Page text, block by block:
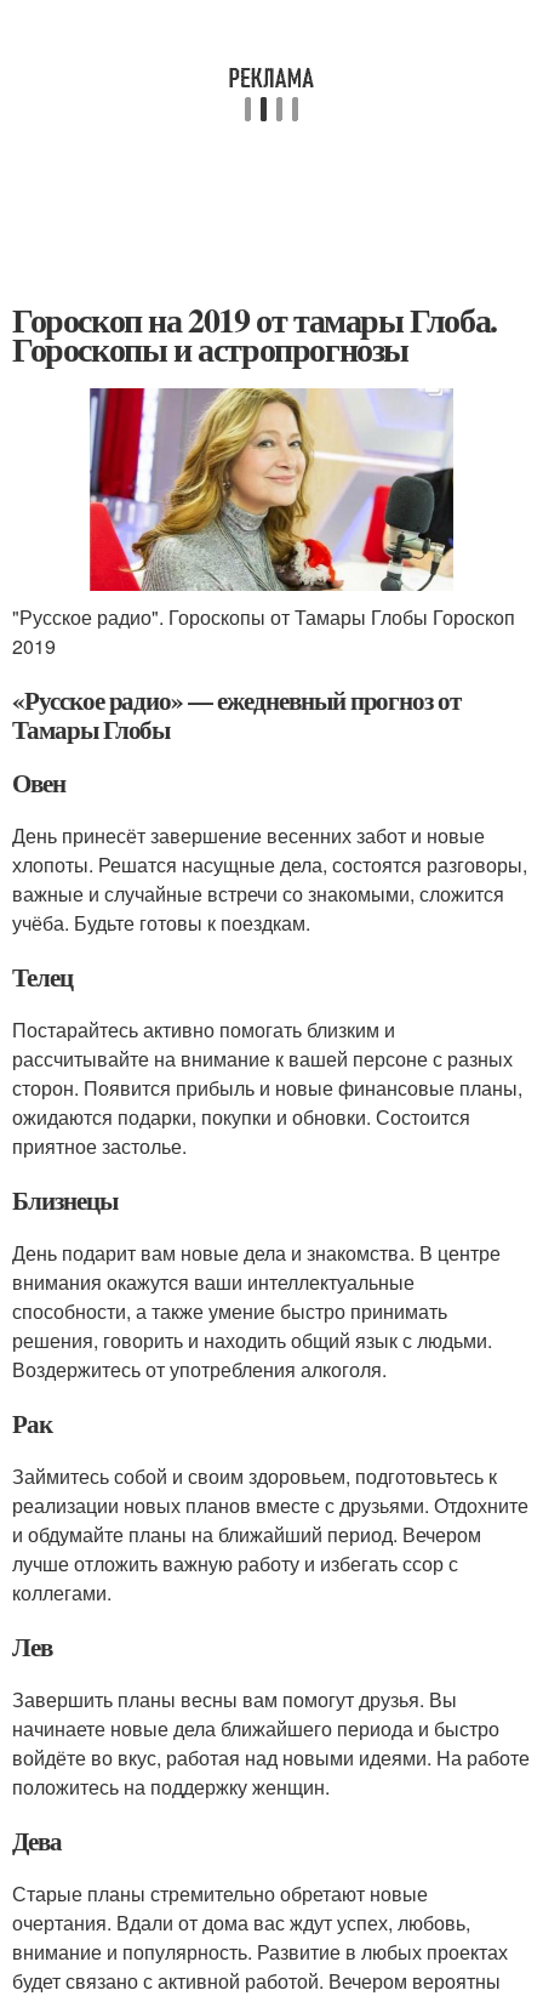
Гороскоп на 2019 от тамары Глоба.
Гороскопы и астропрогнозы
"Русское радио". Гороскопы от Тамары Глобы Гороскоп
2019
«Русское радио» — ежедневный прогноз от
Тамары Глобы
Овен
День принесёт завершение весенних забот и новые
хлопоты. Решатся насущные дела, состоятся разговоры,
важные и случайные встречи со знакомыми, сложится
учёба. Будьте готовы к поездкам.
Телец
Постарайтесь активно помогать близким и
рассчитывайте на внимание к вашей персоне с разных
сторон. Появится прибыль и новые финансовые планы,
ожидаются подарки, покупки и обновки. Состоится
приятное застолье.
Близнецы
День подарит вам новые дела и знакомства. В центре
внимания окажутся ваши интеллектуальные
способности, а также умение быстро принимать
решения, говорить и находить общий язык с людьми.
Воздержитесь от употребления алкоголя.
Рак
Займитесь собой и своим здоровьем, подготовьтесь к
реализации новых планов вместе с друзьями. Отдохните
и обдумайте планы на ближайший период. Вечером
лучше отложить важную работу и избегать ссор с
коллегами.
Лев
Завершить планы весны вам помогут друзья. Вы
начинаете новые дела ближайшего периода и быстро
войдёте во вкус, работая над новыми идеями. На работе
положитесь на поддержку женщин.
Дева
Старые планы стремительно обретают новые
очертания. Вдали от дома вас ждут успех, любовь,
внимание и популярность. Развитие в любых проектах
будет связано с активной работой. Вечером вероятны